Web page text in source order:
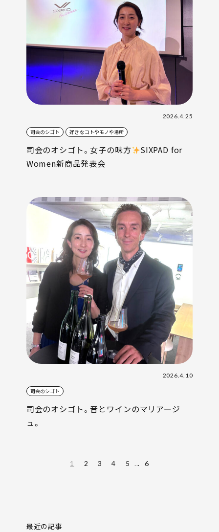
司会のシゴト 好きなコトやモノや場所
2026.4.25
司会のオシゴト。女子の味方
SIXPAD for
Women新商品発表会
司会のシゴト
2026.4.10
司会のオシゴト。音とワインのマリアージ
ュ。
1 2 3 4 5 ... 6
最近の記事